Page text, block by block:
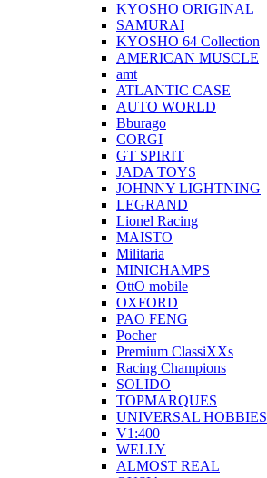
KYOSHO ORIGINAL
SAMURAI
KYOSHO 64 Collection
AMERICAN MUSCLE
amt
ATLANTIC CASE
AUTO WORLD
Bburago
CORGI
GT SPIRIT
JADA TOYS
JOHNNY LIGHTNING
LEGRAND
Lionel Racing
MAISTO
Militaria
MINICHAMPS
OttO mobile
OXFORD
PAO FENG
Pocher
Premium ClassiXXs
Racing Champions
SOLIDO
TOPMARQUES
UNIVERSAL HOBBIES
V1:400
WELLY
ALMOST REAL